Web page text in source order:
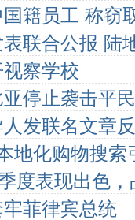
籍员工 称窃
联合公报 陆
察学校
停止袭击平
发联名文章
地化购物搜
度表现出色
菲律宾总统